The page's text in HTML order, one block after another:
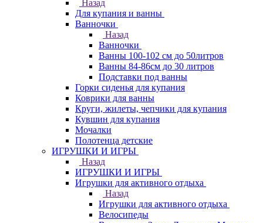
Назад
Для купания и ванны
Ванночки
Назад
Ванночки
Ванны 100-102 см до 50литров
Ванны 84-86см до 30 литров
Подставки под ванны
Горки сиденья для купания
Коврики для ванны
Круги, жилеты, чепчики для купания
Кувшин для купания
Мочалки
Полотенца детские
ИГРУШКИ И ИГРЫ
Назад
ИГРУШКИ И ИГРЫ
Игрушки для активного отдыха
Назад
Игрушки для активного отдыха
Велосипеды